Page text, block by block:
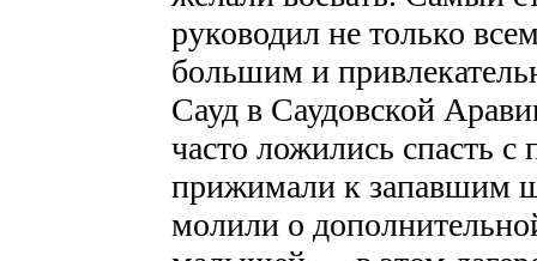
руководил не только
большим и
Сауд в Саудовской
часто ложились спасть
прижимали к запавшим
молили о